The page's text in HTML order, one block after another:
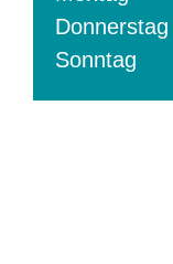
Donnerstag
Sonntag